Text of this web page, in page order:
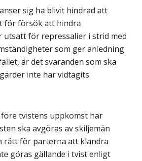
sig ha blivit hindrad att
för försök att hindra
för repressalier i strid med
som ger anledning
är det svaranden som ska
inte har vidtagits.
tvistens uppkomst har
ska avgöras av skiljemän
rätt för parterna att klandra
göras gällande i tvist enligt